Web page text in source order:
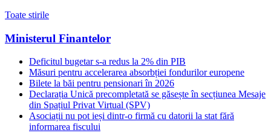
Toate stirile
Ministerul Finantelor
Deficitul bugetar s-a redus la 2% din PIB
Măsuri pentru accelerarea absorbției fondurilor europene
Bilete la băi pentru pensionari în 2026
Declarația Unică precompletată se găsește în secțiunea Mesaje
din Spațiul Privat Virtual (SPV)
Asociații nu pot ieși dintr-o firmă cu datorii la stat fără
informarea fiscului